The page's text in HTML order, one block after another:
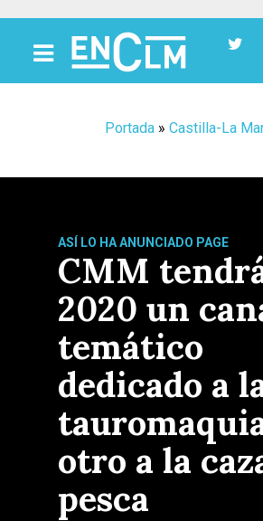
Portada » Castilla-La
ASÍ LO HA ANUNCIADO PAGE
CMM
2020 un
temático
dedicado a
otro a la
pesca